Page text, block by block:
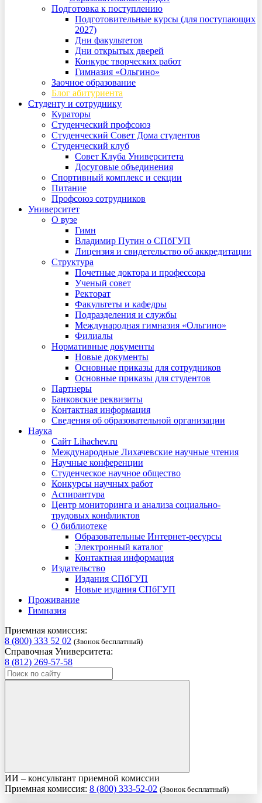
Подготовка к поступлению
Подготовительные курсы (для поступающих
2027)
Дни факультетов
Дни открытых дверей
Конкурс творческих работ
Гимназия «Ольгино»
Заочное образование
Блог абитуриента
Студенту и сотруднику
Кураторы
Студенческий профсоюз
Студенческий Совет Дома студентов
Студенческий клуб
Совет Клуба Университета
Досуговые объединения
Спортивный комплекс и секции
Питание
Профсоюз сотрудников
Университет
О вузе
Гимн
Владимир Путин о СПбГУП
Лицензия и свидетельство об аккредитации
Структура
Почетные доктора и профессора
Ученый совет
Ректорат
Факультеты и кафедры
Подразделения и службы
Международная гимназия «Ольгино»
Филиалы
Нормативные документы
Новые документы
Основные приказы для сотрудников
Основные приказы для студентов
Партнеры
Банковские реквизиты
Контактная информация
Сведения об образовательной организации
Наука
Сайт Lihachev.ru
Международные Лихачевские научные чтения
Научные конференции
Студенческое научное общество
Конкурсы научных работ
Аспирантура
Центр мониторинга и анализа социально-
трудовых конфликтов
О библиотеке
Образовательные Интернет-ресурсы
Электронный каталог
Контактная информация
Издательство
Издания СПбГУП
Новые издания СПбГУП
Проживание
Гимназия
Приемная комиссия:
8 (800) 333 52 02 (Звонок бесплатный)
Справочная Университета:
8 (812) 269-57-58
ИИ – консультант приемной комиссии
Приемная комиссия: 8 (800) 333-52-02 (Звонок бесплатный)